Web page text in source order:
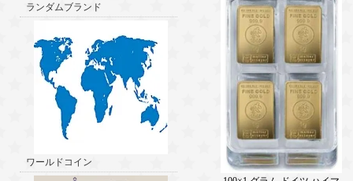
ランダムブランド
ワールドコイン